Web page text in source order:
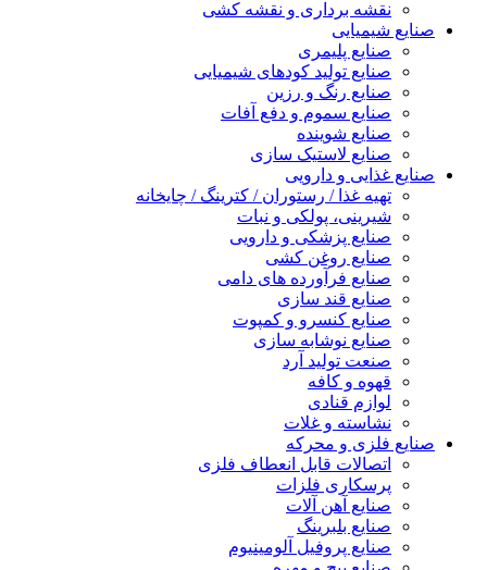
نقشه برداری و نقشه کشی
صنایع شیمیایی
صنایع پلیمری
صنایع تولید کودهای شیمیایی
صنایع رنگ و رزین
صنایع سموم و دفع آفات
صنایع شوینده
صنایع لاستیک سازی
صنایع غذایی و دارویی
تهیه غذا / رستوران / کترینگ / چایخانه
شیرینی، پولکی و نبات
صنایع پزشکی و دارویی
صنایع روغن کشی
صنایع فرآورده های دامی
صنایع قند سازی
صنایع کنسرو و کمپوت
صنایع نوشابه سازی
صنعت تولید آرد
قهوه و کافه
لوازم قنادی
نشاسته و غلات
صنایع فلزی و محرکه
اتصالات قابل انعطاف فلزی
پرسکاری فلزات
صنایع آهن آلات
صنایع بلبرینگ
صنایع پروفیل آلومینیوم